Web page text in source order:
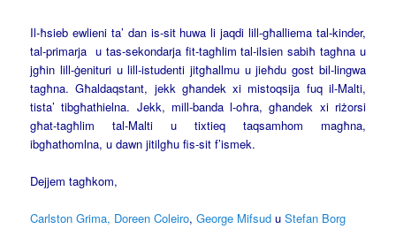
Il-ħsieb ewlieni ta’ dan is-sit huwa li jaqdi lill-għalliema tal-kinder,
tal-primarja u tas-sekondarja fit-tagħlim tal-ilsien sabiħ tagħna u
jgħin lill-ġenituri u lill-istudenti jitgħallmu u jieħdu gost bil-lingwa
tagħna. Għaldaqstant, jekk għandek xi mistoqsija fuq il-Malti,
tista’ tibgħathielna. Jekk, mill-banda l-oħra, għandek xi riżorsi
għat-tagħlim tal-Malti u tixtieq taqsamhom magħna,
ibgħathomlna, u dawn jitilgħu fis-sit f’ismek.
Dejjem tagħkom,
Carlston Grima, Doreen Coleiro,George Mifsud uStefan Borg